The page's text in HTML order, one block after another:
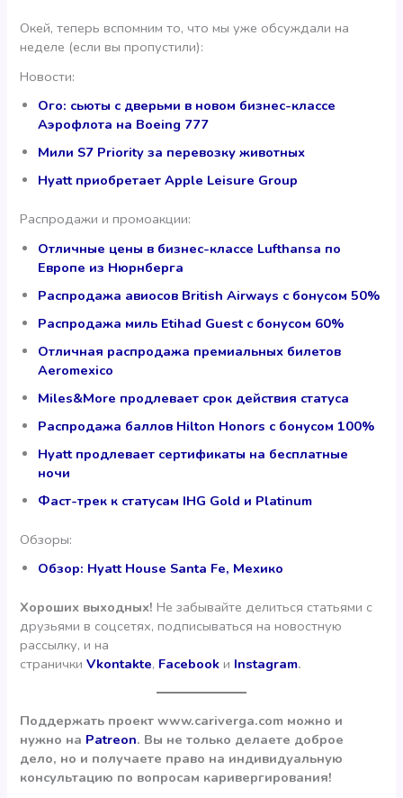
Окей, теперь вспомним то, что мы уже обсуждали на
неделе (если вы пропустили):
Новости:
Ого: сьюты с дверьми в новом бизнес-классе
Аэрофлота на Boeing 777
Мили S7 Priority за перевозку животных
Hyatt приобретает Apple Leisure Group
Распродажи и промоакции:
Отличные цены в бизнес-классе Lufthansa по
Европе из Нюрнберга
Распродажа авиосов British Airways с бонусом 50%
Распродажа миль Etihad Guest с бонусом 60%
Отличная распродажа премиальных билетов
Aeromexico
Miles&More продлевает срок действия статуса
Распродажа баллов Hilton Honors с бонусом 100%
Hyatt продлевает сертификаты на бесплатные
ночи
Фаст-трек к статусам IHG Gold и Platinum
Обзоры:
Обзор: Hyatt House Santa Fe, Мехико
Хороших выходных!Не забывайте делиться статьями с
друзьями в соцсетях, подписываться на новостную
рассылку, и на
странички Vkontakte, Facebook и Instagram.
Поддержать проект www.cariverga.com можно и
нужно на Patreon. Вы не только делаете доброе
дело, но и получаете право на индивидуальную
консультацию по вопросам каривергирования!